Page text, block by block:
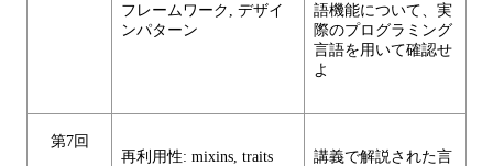
フレームワーク, デザイ
ンパターン
語機能について、実
際のプログラミング
言語を用いて確認せ
よ
第7回
再利用性: mixins, traits
講義で解説された言